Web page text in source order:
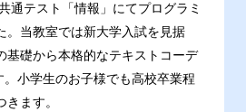
通テスト「情報」にてプログラミ
。当教室では新大学入試を見据
基礎から本格的なテキストコーデ
。小学生のお子様でも高校卒業程
ます。